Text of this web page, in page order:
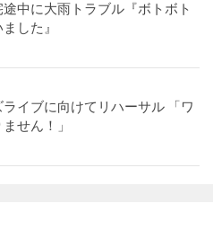
中に大雨トラブル『ボトボト
した』
イブに向けてリハーサル 「ワ
せん！」